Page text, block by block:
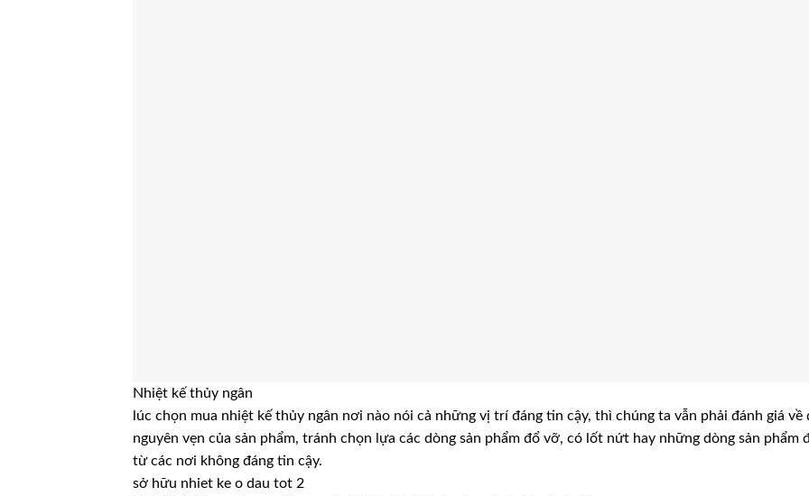
Nhiệt kế thủy ngân
lúc chọn mua nhiệt kế thủy ngân nơi nào nói cả những vị trí đáng tin cậy, thì chúng ta vẫn phải đánh giá về
nguyên vẹn của sản phẩm, tránh chọn lựa các dòng sản phẩm đổ vỡ, có lốt nứt hay những dòng sản phẩm
từ các nơi không đáng tin cậy.
sở hữu nhiet ke o dau tot 2